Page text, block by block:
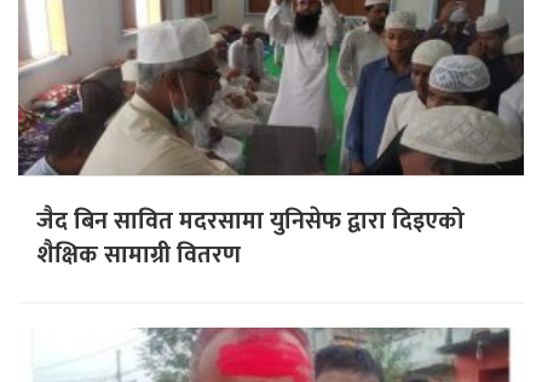
जैद बिन सावित मदरसामा युनिसेफ द्वारा दिइएको
शैक्षिक सामाग्री वितरण